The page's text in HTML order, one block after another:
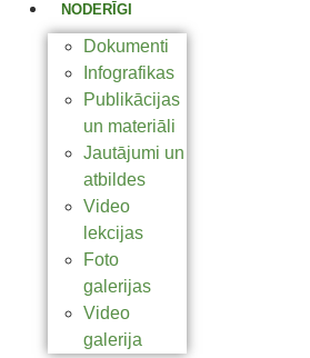
NODERĪGI
Dokumenti
Infografikas
Publikācijas
un materiāli
Jautājumi un
atbildes
Video
lekcijas
Foto
galerijas
Video
galerija